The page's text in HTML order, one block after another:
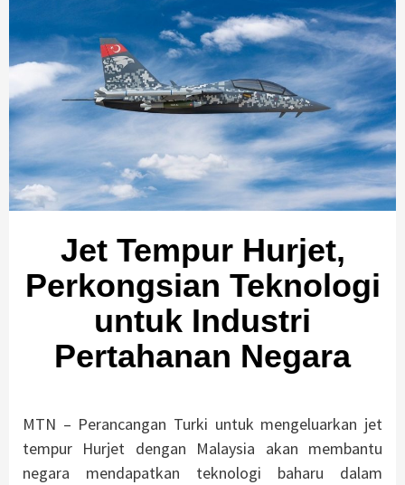
Jet Tempur Hurjet,
Perkongsian Teknologi
untuk Industri
Pertahanan Negara
MTN – Perancangan Turki untuk mengeluarkan jet
tempur Hurjet dengan Malaysia akan membantu
negara mendapatkan teknologi baharu dalam